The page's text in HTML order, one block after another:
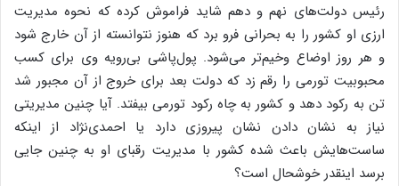
رئیس دولت‌های نهم و دهم شاید فراموش کرده که نحوه مدیریت
ارزی او کشور را به بحرانی فرو برد که هنوز نتوانسته از آن خارج شود
و هر روز اوضاع وخیم‌تر می‌شود. پول‌پاشی بی‌رویه وی برای کسب
محبوبیت تورمی را رقم زد که دولت بعد برای خروج از آن مجبور شد
تن به رکود دهد و کشور به چاه رکود تورمی بیفتد. آیا چنین مدیریتی
نیاز به نشان دادن نشان پیروزی دارد یا احمدی‌نژاد از اینکه
ساست‌هایش باعث شده کشور با مدیریت رقبای او به چنین جایی
برسد اینقدر خوشحال است؟